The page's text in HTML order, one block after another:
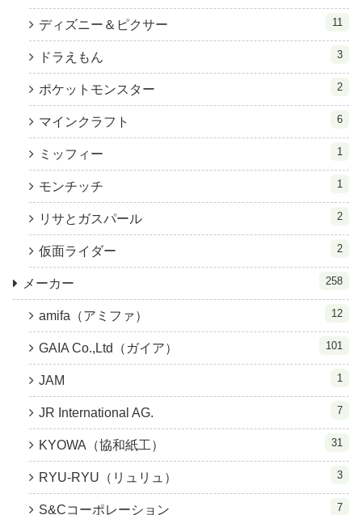
ディズニー＆ピクサー 11
ドラえもん 3
ポケットモンスター 2
マインクラフト 6
ミッフィー 1
モンチッチ 1
リサとガスパール 2
仮面ライダー 2
メーカー 258
amifa（アミファ） 12
GAIA Co.,Ltd（ガイア） 101
JAM 1
JR International AG. 7
KYOWA（協和紙工） 31
RYU-RYU（リュリュ） 3
S&Cコーポレーション 7